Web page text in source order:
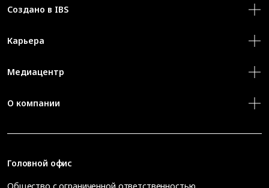
Создано в IBS
Карьера
Медиацентр
О компании
Головной офис
Общество с ограниченной ответственностью